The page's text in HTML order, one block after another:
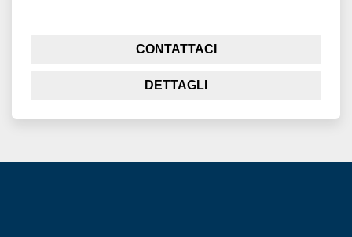
CONTATTACI
DETTAGLI